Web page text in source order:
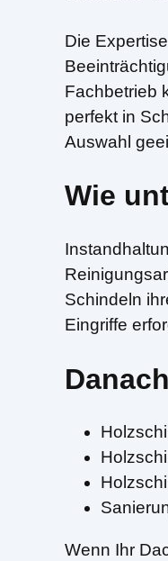
Die
Fachbetrieb
perfekt in
Auswahl
Wie
Schindeln
Eingriffe
Wenn Ihr